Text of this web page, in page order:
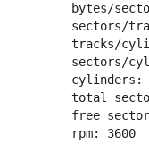
bytes/
sectors/
tracks/
sectors/
cylinders:
total
free
  rpm: 3600